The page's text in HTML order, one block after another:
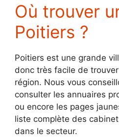
Où trouver
Poitiers ?
Poitiers est une grande
donc très facile de
région. Nous vous
consulter les annuaires
ou encore les pages
liste complète des
dans le secteur.